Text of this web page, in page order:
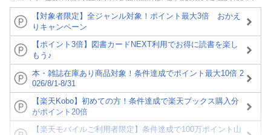
【対象者限定】全ジャンル対象！ポイント最大3倍 おかえ
りキャンペーン
【ポイント3倍】図書カードNEXT利用でお得に読書を楽し
もう♪
本・雑誌在庫あり商品対象！条件達成でポイント最大10倍 2
026/8/1-8/31
【楽天Kobo】初めての方！条件達成で楽天ブックス購入分
がポイント20倍
【楽天モバイルご利用者限定】条件達成で100万ポイント山